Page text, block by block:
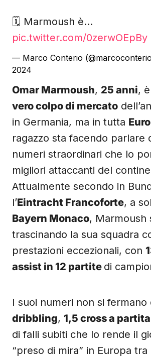
🗓️ Marmoush è…
pic.twitter.com/0zerwOEpBy
— Marco Conterio
2024
Omar Marmoush, 25 anni,
vero colpo di mercato
in Germania, ma in tutta
ragazzo sta facendo parlare
numeri straordinari che lo
migliori attaccanti del
Attualmente secondo in
l’Eintracht Francoforte, a
Bayern Monaco, Marmoush
trascinando la sua squadra
prestazioni eccezionali, con
assist in 12 partite di
I suoi numeri non si fermano
dribbling, 1,5 cross a partita
di falli subiti che lo rende il
“preso di mira” in Europa tra